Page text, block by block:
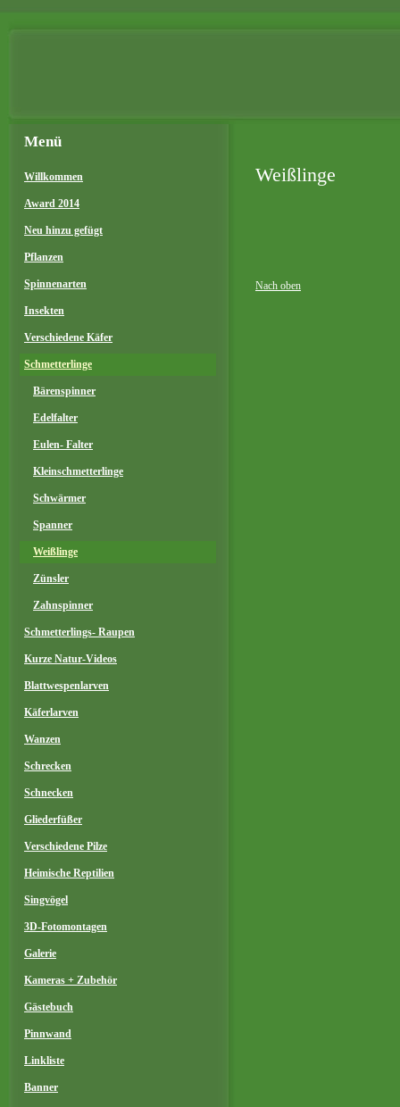
Menü
Willkommen
Award 2014
Neu hinzu gefügt
Pflanzen
Spinnenarten
Insekten
Verschiedene Käfer
Schmetterlinge
Bärenspinner
Edelfalter
Eulen- Falter
Kleinschmetterlinge
Schwärmer
Spanner
Weißlinge
Zünsler
Zahnspinner
Schmetterlings- Raupen
Kurze Natur-Videos
Blattwespenlarven
Käferlarven
Wanzen
Schrecken
Schnecken
Gliederfüßer
Verschiedene Pilze
Heimische Reptilien
Singvögel
3D-Fotomontagen
Galerie
Kameras + Zubehör
Gästebuch
Pinnwand
Linkliste
Banner
Weißlinge
Nach oben